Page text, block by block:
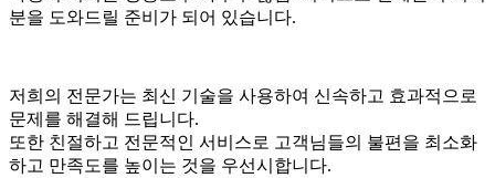
분을 도와드릴 준비가 되어 있습니다.
저희의 전문가는 최신 기술을 사용하여 신속하고 효과적으로
문제를 해결해 드립니다.
또한 친절하고 전문적인 서비스로 고객님들의 불편을 최소화
하고 만족도를 높이는 것을 우선시합니다.